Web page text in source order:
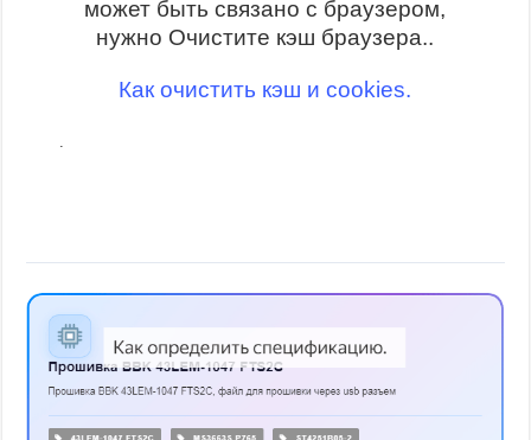
может быть связано с браузером,
нужно Очистите кэш браузера..
Как очистить кэш и cookies.
.